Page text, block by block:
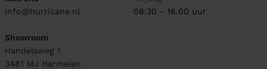
info@hurricane.nl
Showroom
Handelsweg 1
3481 MJ Harmelen
08:30 - 16.00 uur